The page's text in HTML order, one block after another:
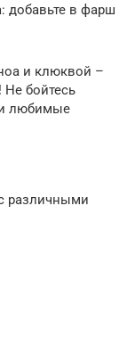
добавьте в фарш
и клюквой –
бойтесь
любимые
различными